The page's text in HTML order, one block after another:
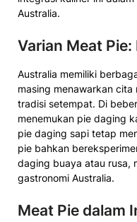
Australia.
Varian Meat Pie:
Australia memiliki
masing menawarkan
tradisi setempat. Di
menemukan pie daging
pie daging sapi tetap
pie bahkan
daging buaya atau rusa,
gastronomi Australia.
Meat Pie dalam